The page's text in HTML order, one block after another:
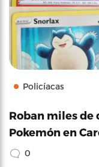
Policíacas
Roban miles de
Pokemón en
0